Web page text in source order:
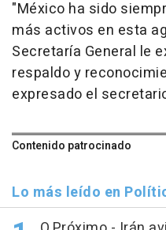
"México ha sido
más activos en esta
Secretaría General le
respaldo y
expresado el
Contenido patrocinado
Lo más leído en